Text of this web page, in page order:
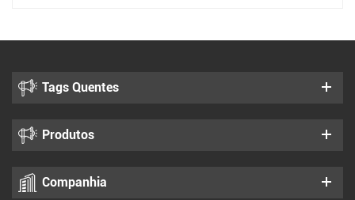
Tags Quentes
Produtos
Companhia